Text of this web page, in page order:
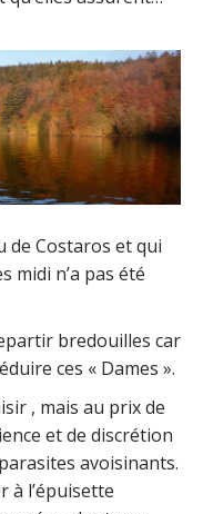
de Costaros et qui
midi n’a pas été
bredouilles car
ces « Dames ».
, mais au prix de
et de discrétion
avoisinants.
à l’épuisette